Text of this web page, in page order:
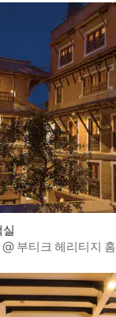
부티크 헤리티지 홈